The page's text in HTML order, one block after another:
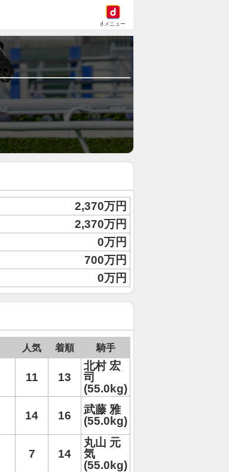
dメニュー
2,370万円
2,370万円
0万円
700万円
0万円
人気 着順 騎手
11 13
北村 宏
司
(55.0kg)
14 16
武藤 雅
(55.0kg)
7 14
丸山 元
気
(55.0kg)